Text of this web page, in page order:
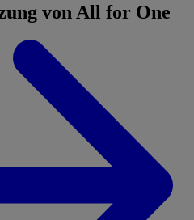
von All for One